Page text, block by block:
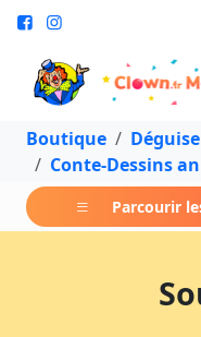
Boutique
Conte-Dessins
Parcourir